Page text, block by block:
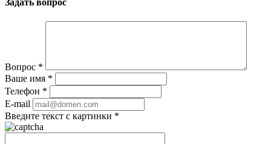
Задать вопрос
Вопрос *
Ваше имя *
Телефон *
E-mail
Введите текст с картинки *